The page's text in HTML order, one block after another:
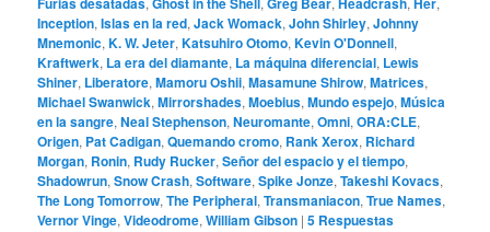
Inception,Islas en la red,Jack Womack,John Shirley,Johnny
Mnemonic,K. W. Jeter,Katsuhiro Otomo,Kevin O'Donnell,
Kraftwerk, La era del diamante, La máquina diferencial, Lewis
Shiner, Liberatore,Mamoru Oshii,Masamune Shirow,Matrices,
Michael Swanwick,Mirrorshades,Moebius,Mundo espejo,Música
en la sangre,Neal Stephenson,Neuromante,Omni,ORA:CLE,
Origen, Pat Cadigan,Quemando cromo, Rank Xerox, Richard
Morgan, Ronin, Rudy Rucker,Señor del espacio y el tiempo,
Shadowrun,Snow Crash,Software,Spike Jonze,Takeshi Kovacs,
The Long Tomorrow,The Peripheral,Transmaniacon,True Names,
Vernor Vinge,Videodrome,William Gibson |5 Respuestas